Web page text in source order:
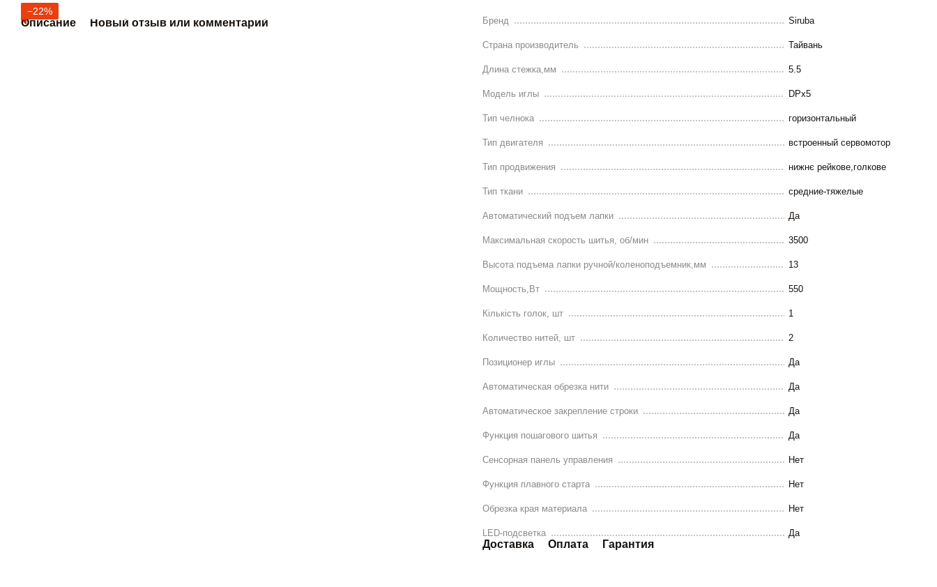
−22%
Описание Новый отзыв или комментарий Бренд Siruba
Страна производитель Тайвань
Длина стежка,мм 5.5
Модель иглы DPx5
Тип челнока горизонтальный
Тип двигателя встроенный сервомотор
Тип продвижения нижнє рейкове,голкове
Тип ткани средние-тяжелые
Автоматический подъем лапки Да
Максимальная скорость шитья, об/мин 3500
Высота подъема лапки ручной/коленоподъемник,мм 13
Мощность,Вт 550
Кількість голок, шт 1
Количество нитей, шт 2
Позиционер иглы Да
Автоматическая обрезка нити Да
Автоматическое закрепление строки Да
Функция пошагового шитья Да
Сенсорная панель управления Нет
Функция плавного старта Нет
Обрезка края материала Нет
LED-подсветка Да
Доставка Оплата Гарантия